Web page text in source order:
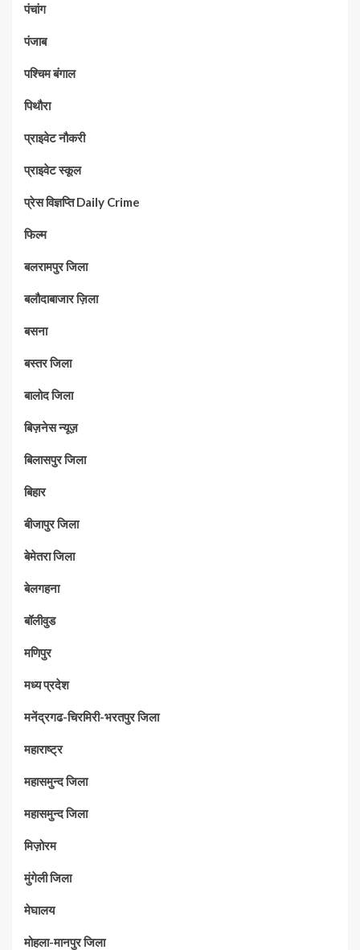
पंचांग
पंजाब
पश्चिम बंगाल
पिथौरा
प्राइवेट नौकरी
प्राइवेट स्कूल
प्रेस विज्ञप्ति Daily Crime
फिल्म
बलरामपुर जिला
बलौदाबाजार ज़िला
बसना
बस्तर जिला
बालोद जिला
बिज़नेस न्यूज़
बिलासपुर जिला
बिहार
बीजापुर जिला
बेमेतरा जिला
बेलगहना
बॉलीवुड
मणिपुर
मध्‍य प्रदेश
मनेंद्रगढ-चिरमिरी-भरतपुर जिला
महाराष्‍ट्र
महासमुन्द जिला
महासमुन्द जिला
मिज़ोरम
मुंगेली जिला
मेघालय
मोहला-मानपुर जिला